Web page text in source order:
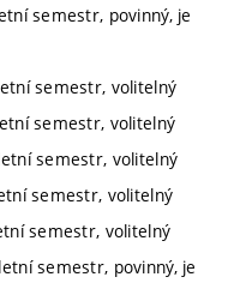
semestr, povinný, je
semestr, volitelný
semestr, volitelný
semestr, volitelný
semestr, volitelný
semestr, volitelný
semestr, povinný, je